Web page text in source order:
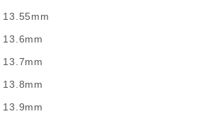
13.55mm
13.6mm
13.7mm
13.8mm
13.9mm